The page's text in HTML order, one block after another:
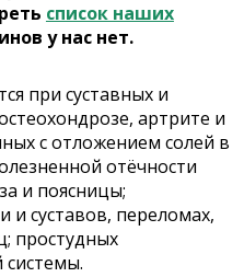
список наших
у нас нет.
при суставных и
артрите и
с отложением солей в
отёчности
и поясницы;
и суставов, переломах,
простудных
системы.